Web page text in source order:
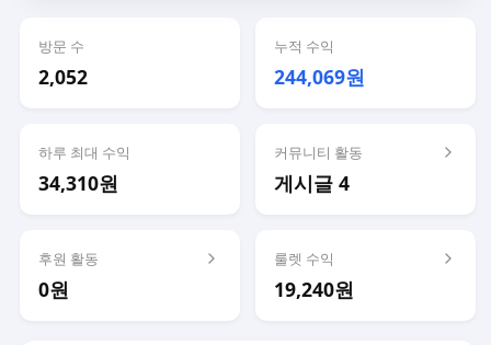
방문 수
2,052
누적 수익
244,069원
하루 최대 수익
34,310원
커뮤니티 활동
게시글 4
후원 활동
0원
룰렛 수익
19,240원